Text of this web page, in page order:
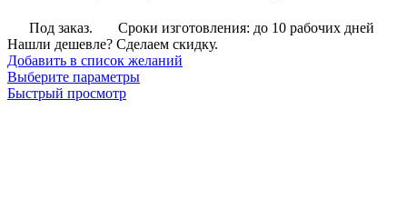
Под заказ.
Сроки изготовления: до 10 рабочих дней
Нашли дешевле? Сделаем скидку.
Добавить в список желаний
Выберите параметрыЭтот
Быстрый просмотр